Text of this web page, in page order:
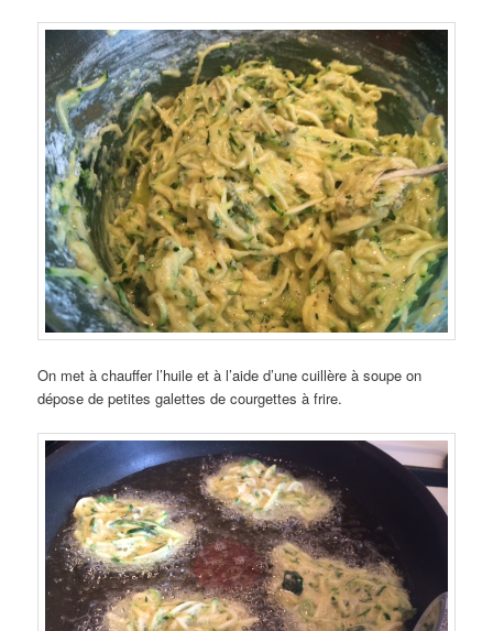
On met à chauffer l’huile et à l’aide d’une cuillère à soupe on
dépose de petites galettes de courgettes à frire.